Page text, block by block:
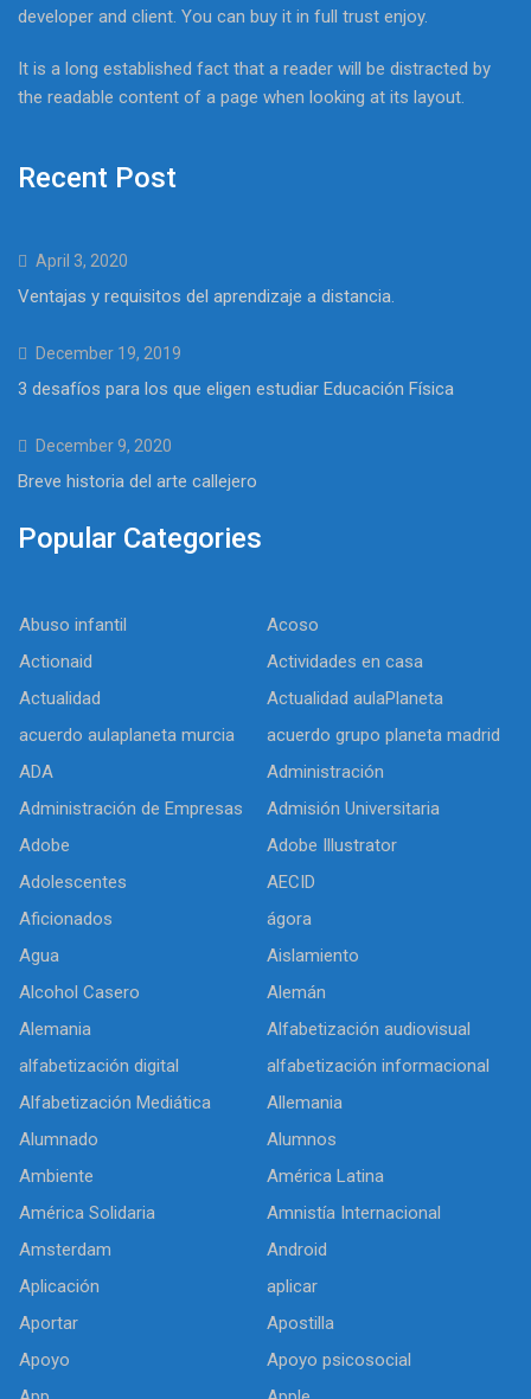
developer and client. You can buy it in full trust enjoy.
It is a long established fact that a reader will be distracted by
the readable content of a page when looking at its layout.
Recent Post
April 3, 2020
Ventajas y requisitos del aprendizaje a distancia.
December 19, 2019
3 desafíos para los que eligen estudiar Educación Física
December 9, 2020
Breve historia del arte callejero
Popular Categories
Abuso infantil
Acoso
Actionaid
Actividades en casa
Actualidad
Actualidad aulaPlaneta
acuerdo aulaplaneta murcia
acuerdo grupo planeta madrid
ADA
Administración
Administración de Empresas
Admisión Universitaria
Adobe
Adobe Illustrator
Adolescentes
AECID
Aficionados
ágora
Agua
Aislamiento
Alcohol Casero
Alemán
Alemania
Alfabetización audiovisual
alfabetización digital
alfabetización informacional
Alfabetización Mediática
Allemania
Alumnado
Alumnos
Ambiente
América Latina
América Solidaria
Amnistía Internacional
Amsterdam
Android
Aplicación
aplicar
Aportar
Apostilla
Apoyo
Apoyo psicosocial